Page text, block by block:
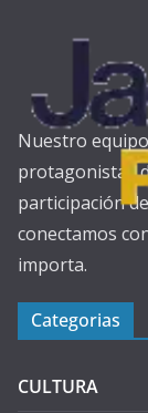
Nuestro
protagonistas
participación
conectamos
importa.
Categorias
CULTURA